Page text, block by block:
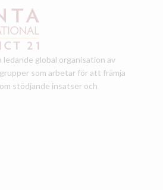
global organisation av
som arbetar för att främja
stödjande insatser och